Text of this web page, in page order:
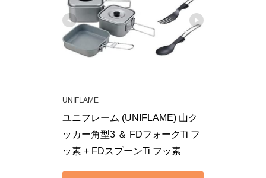
UNIFLAME
ユニフレーム (UNIFLAME) 山ク
ッカー角型3 ＆ FDフォークTi フ
ッ素 + FDスプーンTi フッ素